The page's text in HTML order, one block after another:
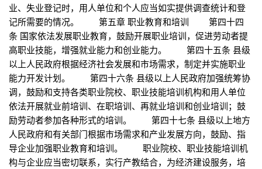
业、失业登记时，用人单位和个人应当如实提供调查统计和登
记所需要的情况。 第五章 职业教育和培训 第四十四
条 国家依法发展职业教育，鼓励开展职业培训，促进劳动者提
高职业技能，增强就业能力和创业能力。 第四十五条 县级
以上人民政府根据经济社会发展和市场需求，制定并实施职业
能力开发计划。 第四十六条 县级以上人民政府加强统筹协
调，鼓励和支持各类职业院校、职业技能培训机构和用人单位
依法开展就业前培训、在职培训、再就业培训和创业培训；鼓
励劳动者参加各种形式的培训。 第四十七条 县级以上地方
人民政府和有关部门根据市场需求和产业发展方向，鼓励、指
导企业加强职业教育和培训。 职业院校、职业技能培训机
构与企业应当密切联系，实行产教结合，为经济建设服务，培